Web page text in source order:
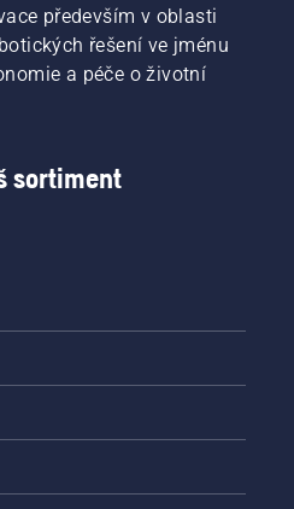
především v oblasti
řešení ve jménu
a péče o životní
sortiment